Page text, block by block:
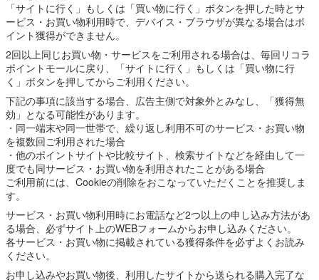
「サイトに行く」もしくは「買い物に行く」ボタンを押した時とサ
ービス・お買い物利用時で、デバイス・ブラウザが異なる場合はポ
イント獲得ができません。
2回以上同じお買い物・サービスをご利用される場合は、毎回リコラ
ポイントモールに戻り、「サイトに行く」もしくは「買い物に行
く」ボタンを押してからご利用ください。
下記の事項に該当する場合、広告主側で対象外とみなし、「獲得無
効」となる可能性があります。
・同一端末や同一世帯で、繰り返し利用不可のサービス・お買い物
を複数回ご利用された場合
・他のポイントサイトや比較サイト、検索サイトなどを経由して一
度でも同サービス・お買い物を利用されたことがある場合
ご利用前には、Cookieの削除をおこなっていただくことを推奨しま
す。
サービス・お買い物利用時にお電話など2つ以上の申し込み方法があ
る場合、必ずサイト上のWEBフォームからお申し込みください。
各サービス・お買い物に掲載されている獲得条件を必ずよくお読み
ください。
お申し込みやお買い物後、利用したサイトから送られる購入完了な